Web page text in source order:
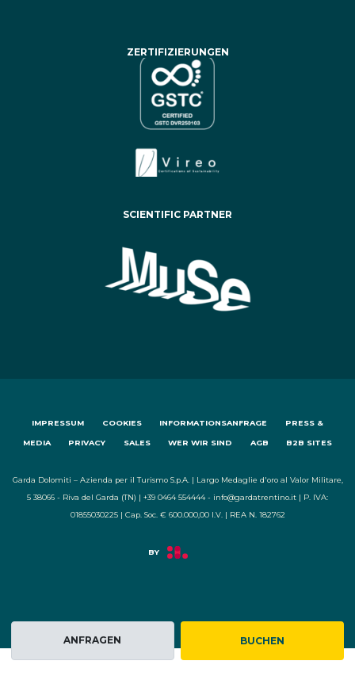
ANFRAGEN BUCHEN
ZERTIFIZIERUNGEN
SCIENTIFIC PARTNER
IMPRESSUM COOKIES INFORMATIONSANFRAGE PRESS &
MEDIA PRIVACY SALES WER WIR SIND AGB B2B SITES
Garda Dolomiti – Azienda per il Turismo S.p.A. | Largo Medaglie d'oro al Valor Militare,
5 38066 - Riva del Garda (TN) | +39 0464 554444 - info@gardatrentino.it | P. IVA:
01855030225 | Cap. Soc. € 600.000,00 I.V. | REA N. 182762